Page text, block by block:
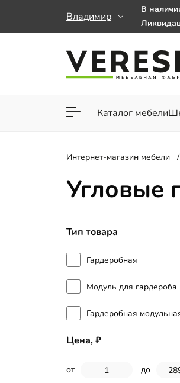
Владимир
В
заказе от
Важно!
Каталог мебели
Интернет-магазин мебели
Угловые
Тип товара
Гардеробная
Модуль для гардероба
Гардеробная
Цена,
от до